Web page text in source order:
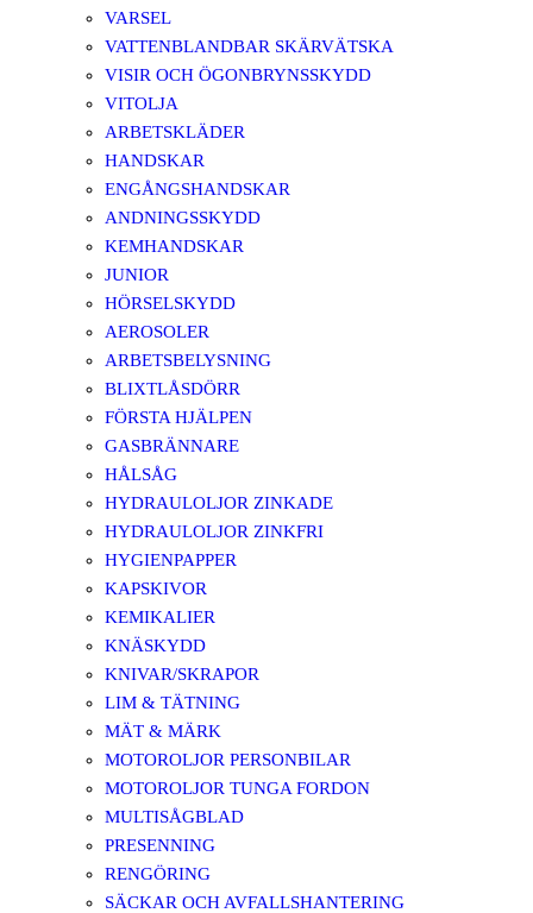
VARSEL
VATTENBLANDBAR SKÄRVÄTSKA
VISIR OCH ÖGONBRYNSSKYDD
VITOLJA
ARBETSKLÄDER
HANDSKAR
ENGÅNGSHANDSKAR
ANDNINGSSKYDD
KEMHANDSKAR
JUNIOR
HÖRSELSKYDD
AEROSOLER
ARBETSBELYSNING
BLIXTLÅSDÖRR
FÖRSTA HJÄLPEN
GASBRÄNNARE
HÅLSÅG
HYDRAULOLJOR ZINKADE
HYDRAULOLJOR ZINKFRI
HYGIENPAPPER
KAPSKIVOR
KEMIKALIER
KNÄSKYDD
KNIVAR/SKRAPOR
LIM & TÄTNING
MÄT & MÄRK
MOTOROLJOR PERSONBILAR
MOTOROLJOR TUNGA FORDON
MULTISÅGBLAD
PRESENNING
RENGÖRING
SÄCKAR OCH AVFALLSHANTERING